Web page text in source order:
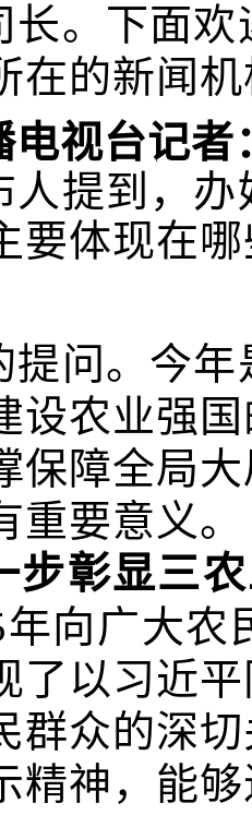
长。下面
在的新闻
电视台记者
人提到，
要体现在
提问。今
设农业强
保障全局
重要意义。
步彰显三
向广大农
了以习近
群众的深
精神，能